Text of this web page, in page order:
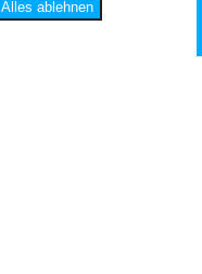
Alles ablehnen